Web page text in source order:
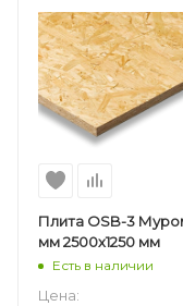
Плита OSB-3
мм 2500х1250 мм
Есть в наличии
Цена: